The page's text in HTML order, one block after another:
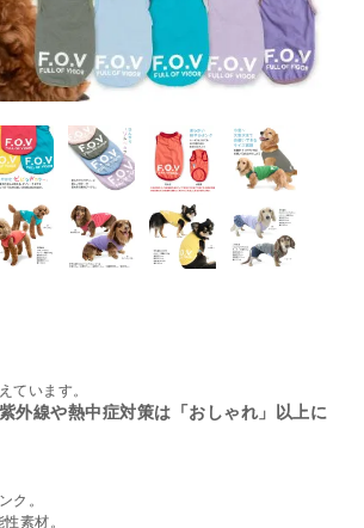
ています。
紫外線や熱中症対策は「おしゃれ」以上に
ク。
素材。